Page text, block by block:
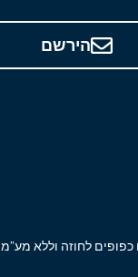
הירשם
לחוזה וללא מע"מ